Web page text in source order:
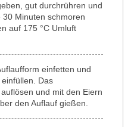
gut durchrühren und
Minuten schmoren
auf 175 °C Umluft
einfetten und
Das
und mit den Eiern
den Auflauf gießen.